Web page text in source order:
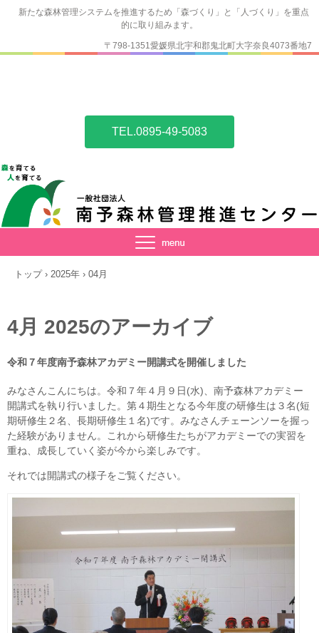
新たな森林管理システムを推進するため「森づくり」と「人づくり」を重点
的に取り組みます。
TEL.0895-49-5083
〒798-1351愛媛県北宇和郡鬼北町大字奈良4073番地7
トップ › 2025年 › 04月
4月 2025のアーカイブ
令和７年度南予森林アカデミー開講式を開催しました
みなさんこんにちは。令和７年４月９日(水)、南予森林アカデミー
開講式を執り行いました。第４期生となる今年度の研修生は３名(短
期研修生２名、長期研修生１名)です。みなさんチェーンソーを握っ
た経験がありません。これから研修生たちがアカデミーでの実習を
重ね、成長していく姿が今から楽しみです。
それでは開講式の様子をご覧ください。